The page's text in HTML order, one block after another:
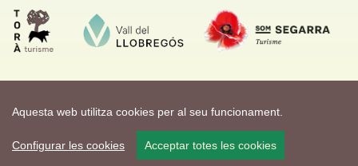
Aquesta web utilitza cookies per al seu funcionament.
Configurar les cookies Acceptar totes les cookies